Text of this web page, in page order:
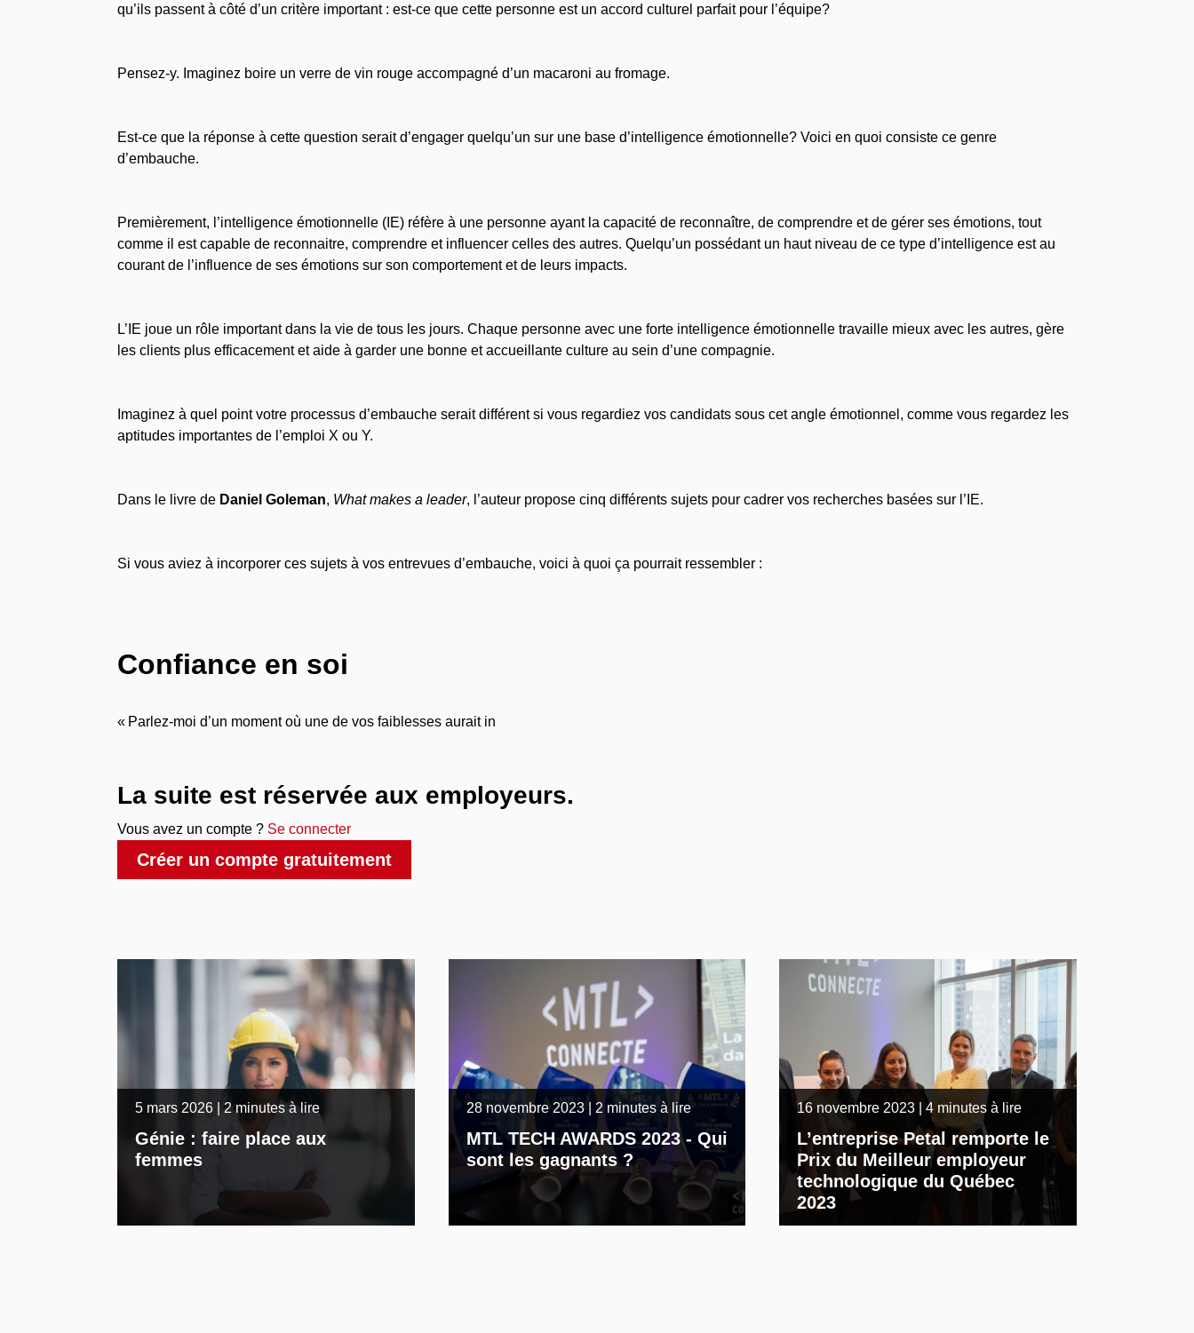
qu’ils passent à côté d’un critère important : est-ce que cette personne est un accord culturel parfait pour l’équipe?
Pensez-y. Imaginez boire un verre de vin rouge accompagné d’un macaroni au fromage.
Est-ce que la réponse à cette question serait d’engager quelqu’un sur une base d’intelligence émotionnelle? Voici en quoi consiste ce genre
d’embauche.
Premièrement, l’intelligence émotionnelle (IE) réfère à une personne ayant la capacité de reconnaître, de comprendre et de gérer ses émotions, tout
comme il est capable de reconnaitre, comprendre et influencer celles des autres. Quelqu’un possédant un haut niveau de ce type d’intelligence est au
courant de l’influence de ses émotions sur son comportement et de leurs impacts.
L’IE joue un rôle important dans la vie de tous les jours. Chaque personne avec une forte intelligence émotionnelle travaille mieux avec les autres, gère
les clients plus efficacement et aide à garder une bonne et accueillante culture au sein d’une compagnie.
Imaginez à quel point votre processus d’embauche serait différent si vous regardiez vos candidats sous cet angle émotionnel, comme vous regardez les
aptitudes importantes de l’emploi X ou Y.
Dans le livre de Daniel Goleman, What makes a leader, l’auteur propose cinq différents sujets pour cadrer vos recherches basées sur l’IE.
Si vous aviez à incorporer ces sujets à vos entrevues d’embauche, voici à quoi ça pourrait ressembler :
Confiance en soi
« Parlez-moi d’un moment où une de vos faiblesses aurait in
La suite est réservée aux employeurs.
Vous avez un compte ? Se connecter
Créer un compte gratuitement
5 mars 2026 | 2 minutes à lire
Génie : faire place aux
femmes
28 novembre 2023 | 2 minutes à lire
MTL TECH AWARDS 2023 - Qui
sont les gagnants ?
16 novembre 2023 | 4 minutes à lire
L’entreprise Petal remporte le
Prix du Meilleur employeur
technologique du Québec
2023